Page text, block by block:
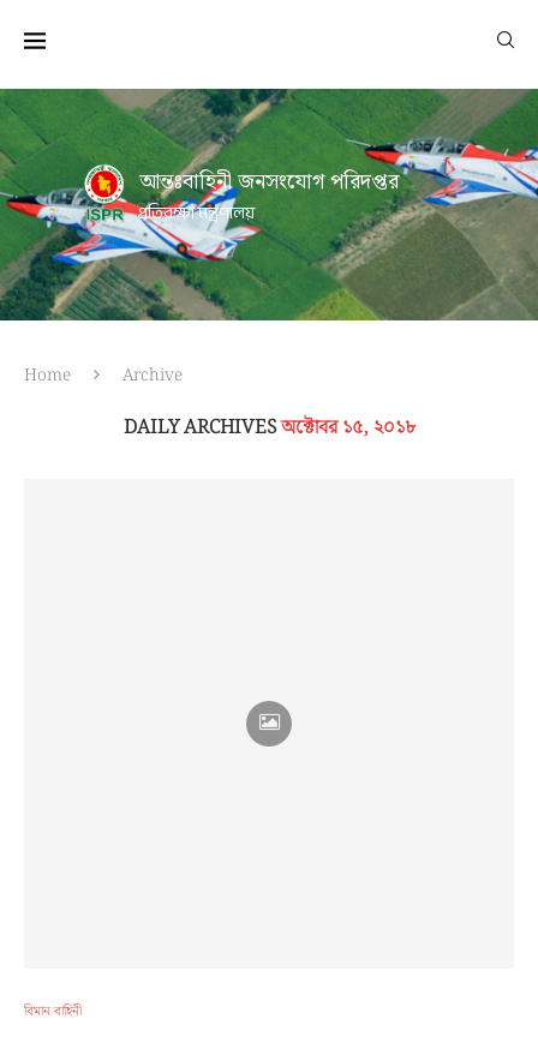
আন্তঃবাহিনী জনসংযোগ পরিদপ্তর
প্রতিরক্ষা মন্ত্রণালয়
Home Archive
DAILY ARCHIVESঅক্টোবর ১৫, ২০১৮
বিমান বাহিনী